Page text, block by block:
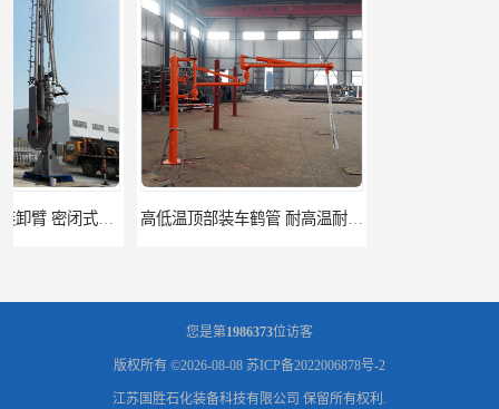
高低温顶部装车鹤管 耐高温耐高压耐腐蚀 鹤管_鹤管销售_鹤管供应商
您是第1986373位访客
版权所有 ©2026-08-08 苏ICP备2022006878号-2
江苏国胜石化装备科技有限公司 保留所有权利.